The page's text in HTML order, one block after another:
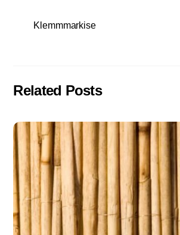
Klemmmarkise
Related Posts